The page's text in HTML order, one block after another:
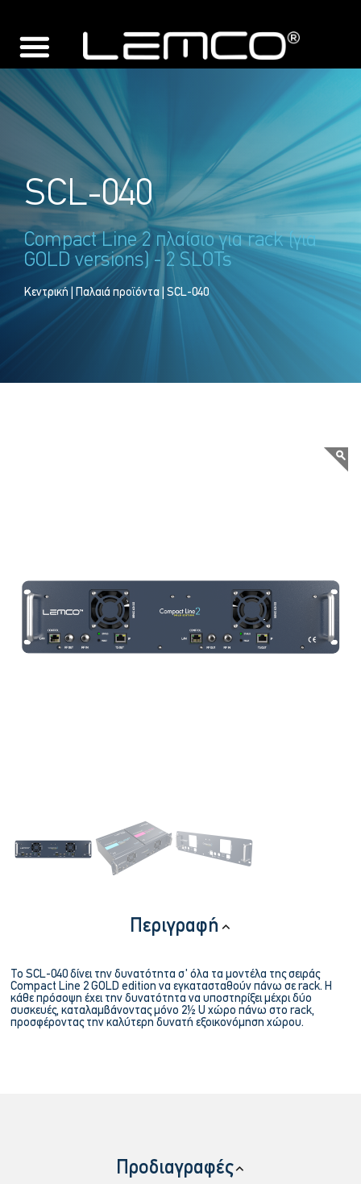
SCL-040
Compact Line 2 πλαίσιο για rack (για
GOLD versions) - 2 SLOTs
Κεντρική Παλαιά προϊόντα | SCL-040
Περιγραφή
Το SCL-040 δίνει την δυνατότητα σ' όλα τα μοντέλα της σειράς
Compact Line 2 GOLD edition να εγκατασταθούν πάνω σε rack. Η
κάθε πρόσοψη έχει την δυνατότητα να υποστηρίξει μέχρι δύο
συσκευές, καταλαμβάνοντας μόνο 2½ U χώρο πάνω στο rack,
προσφέροντας την καλύτερη δυνατή εξοικονόμηση χώρου.
Προδιαγραφές